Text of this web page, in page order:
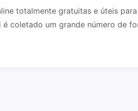
totalmente gratuitas e úteis
coletado um grande número de